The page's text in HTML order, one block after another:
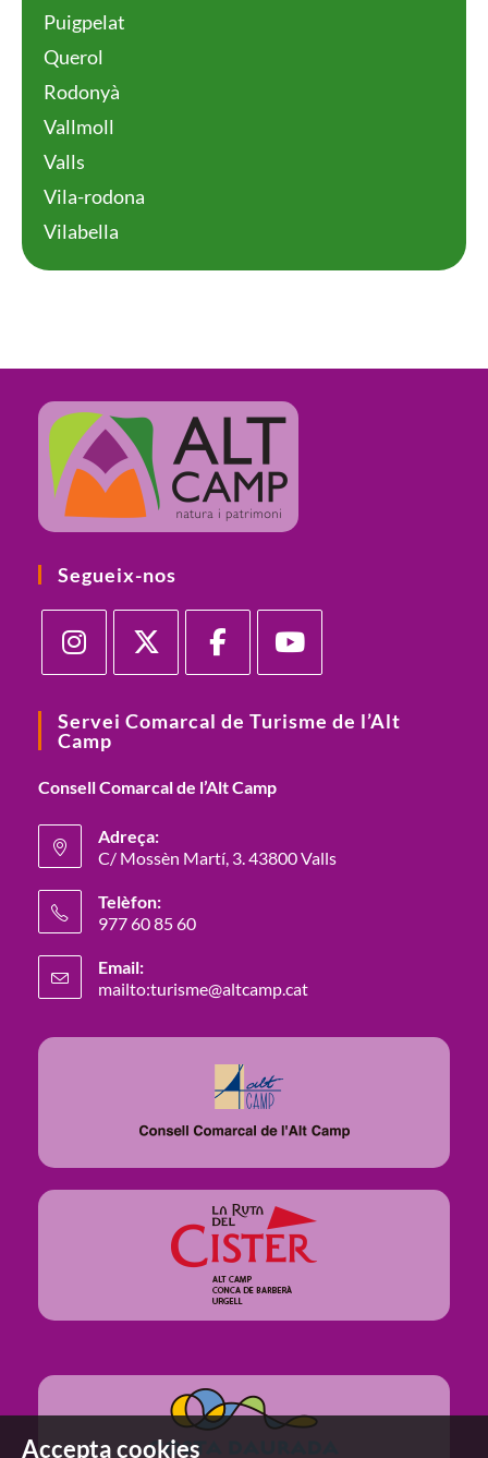
Puigpelat
Querol
Rodonyà
Vallmoll
Valls
Vila-rodona
Vilabella
Accepta cookies
Segueix-nos
Servei Comarcal de Turisme de l’Alt
Camp
Consell Comarcal de l’Alt Camp
Adreça:
C/ Mossèn Martí, 3. 43800 Valls
Telèfon:
977 60 85 60
Email:
mailto:turisme@altcamp.cat